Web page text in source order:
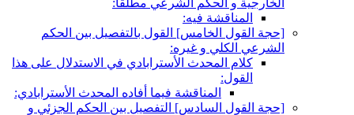
الخارجية و الحكم الشرعي مطلقا:
المناقشة فيه:
[حجة القول الخامس‏] القول بالتفصيل بين الحكم
الشرعي الكلي و غيره:
كلام المحدث الأسترابادي في الاستدلال على هذا
القول:
المناقشة فيما أفاده المحدث الأسترابادي:
[حجة القول السادس‏] التفصيل بين الحكم الجزئي و